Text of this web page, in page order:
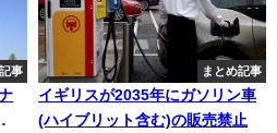
事 まとめ記事
イギリスが2035年にガソリン車
(ハイブリット含む)の販売禁止